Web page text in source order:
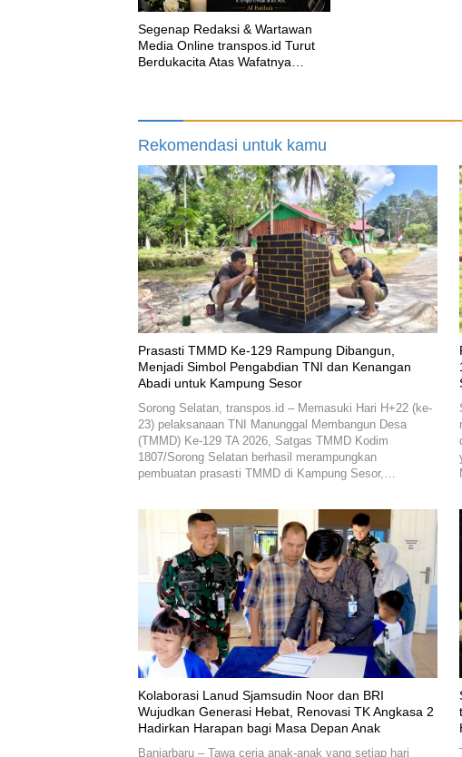
Segenap Redaksi & Wartawan
Media Online transpos.id Turut
Berdukacita Atas Wafatnya
Rekomendasi untuk kamu
Prasasti TMMD Ke-129 Rampung Dibangun,
Menjadi Simbol Pengabdian TNI dan Kenangan
Abadi untuk Kampung Sesor
Sorong Selatan, transpos.id – Memasuki Hari H+22 (ke-
23) pelaksanaan TNI Manunggal Membangun Desa
(TMMD) Ke-129 TA 2026, Satgas TMMD Kodim
1807/Sorong Selatan berhasil merampungkan
pembuatan prasasti TMMD di Kampung Sesor,…
Kolaborasi Lanud Sjamsudin Noor dan BRI
Wujudkan Generasi Hebat, Renovasi TK Angkasa 2
Hadirkan Harapan bagi Masa Depan Anak
Banjarbaru – Tawa ceria anak-anak yang setiap hari